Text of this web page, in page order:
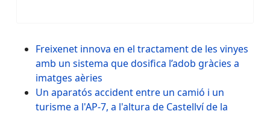
Freixenet innova en el tractament de les vinyes
amb un sistema que dosifica l’adob gràcies a
imatges aèries
Un aparatós accident entre un camió i un
turisme a l'AP-7, a l'altura de Castellví de la